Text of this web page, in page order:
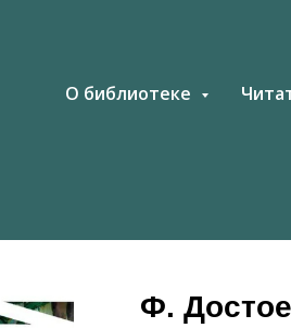
О библиотеке
Ф.